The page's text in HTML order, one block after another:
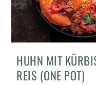
WINTERSUPPE
GRÜNKOHL,
GEFÜLLTE
KÜRBIS,
BUTTERNUT
HUHN MIT
REIS (ONE POT)